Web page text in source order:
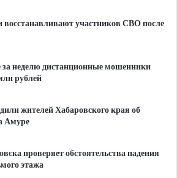
восстанавливают участников СВО после
неделю дистанционные мошенники
рублей
жителей Хабаровского края об
Амуре
проверяет обстоятельства падения
этажа